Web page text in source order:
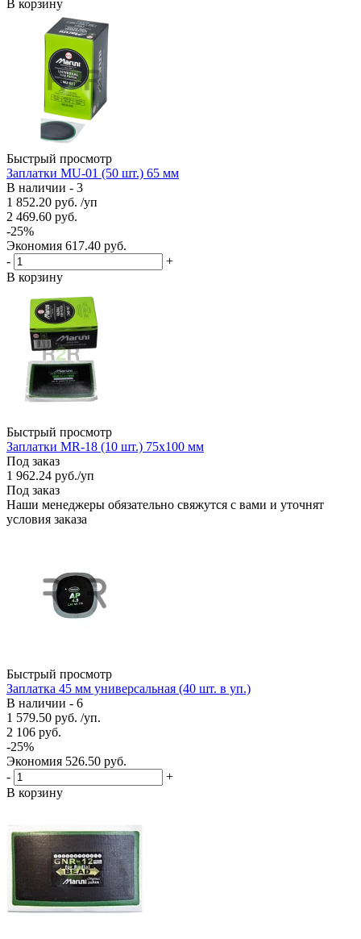
В корзину
Быстрый просмотр
Заплатки MU-01 (50 шт.) 65 мм
В наличии - 3
1 852.20 руб. /уп
2 469.60 руб.
-25%
Экономия 617.40 руб.
-
+
В корзину
Быстрый просмотр
Заплатки MR-18 (10 шт.) 75х100 мм
Под заказ
1 962.24 руб./уп
Под заказ
Наши менеджеры обязательно свяжутся с вами и уточнят
условия заказа
Быстрый просмотр
Заплатка 45 мм универсальная (40 шт. в уп.)
В наличии - 6
1 579.50 руб. /уп.
2 106 руб.
-25%
Экономия 526.50 руб.
-
+
В корзину